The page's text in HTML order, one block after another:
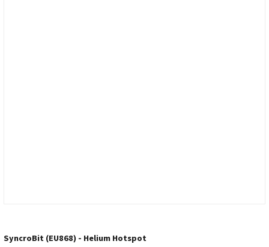
SyncroBit (EU868) - Helium Hotspot